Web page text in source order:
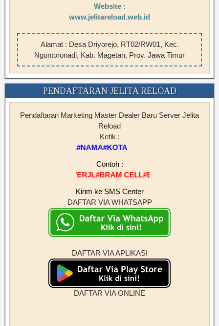
Website :
www.jelitareload.web.id
Alamat : Desa Driyorejo, RT02/RW01, Kec.
Nguntoronadi, Kab. Magetan, Prov. Jawa Timur
PENDAFTARAN JELITA RELOAD
Pendaftaran Marketing Master Dealer Baru Server Jelita
Reload
Ketik :
Contoh :
CELL#BIMA
Kirim ke SMS Center
DAFTAR VIA WHATSAPP
DAFTAR VIA APLIKASI
DAFTAR VIA ONLINE